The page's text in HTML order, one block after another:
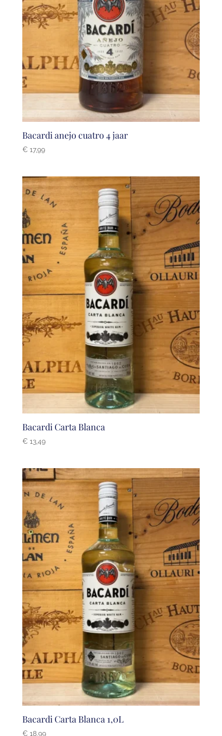
Bacardi anejo cuatro 4 jaar
€17,99
Bacardi Carta Blanca
€13,49
Bacardi Carta Blanca 1,0L
€18,99